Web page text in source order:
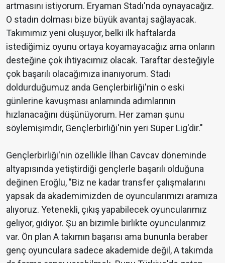
artmasını istiyorum. Eryaman Stadı'nda oynayacağız.
O stadın dolması bize büyük avantaj sağlayacak.
Takımımız yeni oluşuyor, belki ilk haftalarda
istediğimiz oyunu ortaya koyamayacağız ama onların
desteğine çok ihtiyacımız olacak. Taraftar desteğiyle
çok başarılı olacağımıza inanıyorum. Stadı
doldurduğumuz anda Gençlerbirliği'nin o eski
günlerine kavuşması anlamında adımlarının
hızlanacağını düşünüyorum. Her zaman şunu
söylemişimdir, Gençlerbirliği'nin yeri Süper Lig'dir."
Gençlerbirliği'nin özellikle İlhan Cavcav döneminde
altyapısında yetiştirdiği gençlerle başarılı olduğuna
değinen Eroğlu, "Biz ne kadar transfer çalışmalarını
yapsak da akademimizden de oyuncularımızı aramıza
alıyoruz. Yetenekli, çıkış yapabilecek oyuncularımız
geliyor, gidiyor. Şu an bizimle birlikte oyuncularımız
var. Ön plan A takımın başarısı ama bununla beraber
genç oyunculara sadece akademide değil, A takımda